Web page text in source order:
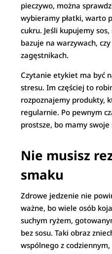
pieczywo, można
wybieramy płatki, warto
cukru. Jeśli kupujemy
bazuje na warzywach,
zagęstnikach.
Czytanie etykiet ma być
stresu. Im częściej to
rozpoznajemy produkty,
regularnie. Po pewnym
prostsze, bo mamy
Nie musisz
smaku
Zdrowe jedzenie nie
ważne, bo wiele osób
suchym ryżem,
bez sosu. Taki obraz
wspólnego z